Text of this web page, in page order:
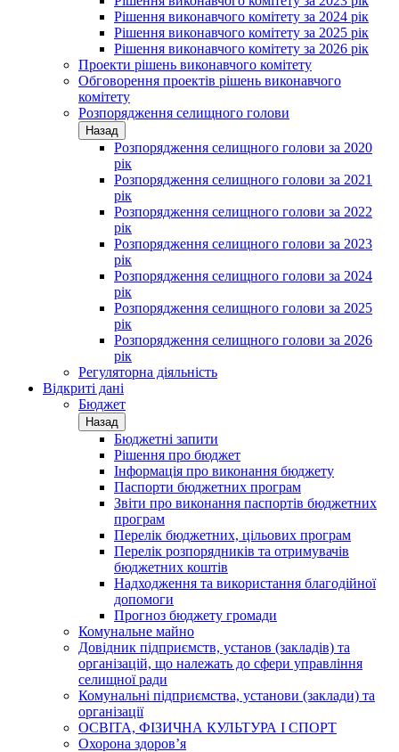
Рішення виконавчого комітету за 2024 рік
Рішення виконавчого комітету за 2025 рік
Рішення виконавчого комітету за 2026 рік
Проекти рішень виконавчого комітету
Обговорення проектів рішень виконавчого
комітету
Розпорядження селищного голови
Назад
Розпорядження селищного голови за 2020
рік
Розпорядження селищного голови за 2021
рік
Розпорядження селищного голови за 2022
рік
Розпорядження селищного голови за 2023
рік
Розпорядження селищного голови за 2024
рік
Розпорядження селищного голови за 2025
рік
Розпорядження селищного голови за 2026
рік
Регуляторна діяльність
Відкриті дані
Бюджет
Назад
Бюджетні запити
Рішення про бюджет
Інформація про виконання бюджету
Паспорти бюджетних програм
Звіти про виконання паспортів бюджетних
програм
Перелік бюджетних, цільових програм
Перелік розпорядників та отримувачів
бюджетних коштів
Надходження та використання благодійної
допомоги
Прогноз бюджету громади
Комунальне майно
Довідник підприємств, установ (закладів) та
організацій, що належать до сфери управління
селищної ради
Комунальні підприємства, установи (заклади) та
організації
ОСВІТА, ФІЗИЧНА КУЛЬТУРА І СПОРТ
Охорона здоров’я